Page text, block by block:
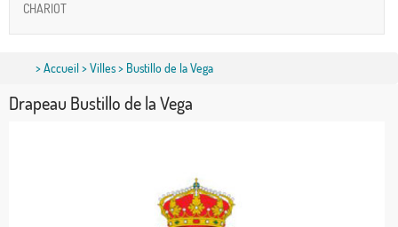
CHARIOT
>Accueil>Villes> Bustillo de la Vega
Drapeau Bustillo de la Vega